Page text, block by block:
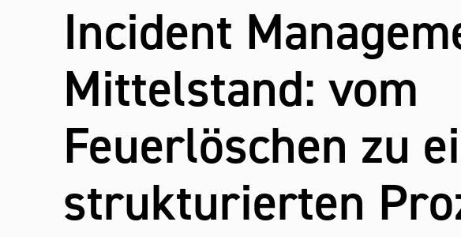
Incident
Mittelstand: vom
Feuerlöschen zu
strukturierten